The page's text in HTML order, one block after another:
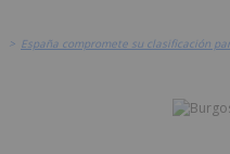
> España compromete su clasificación